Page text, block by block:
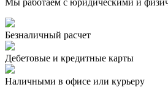
Безналичный расчет
Дебетовые и кредитные карты
Наличными в офисе или курьеру